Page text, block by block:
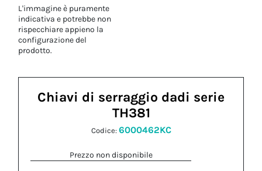
L'immagine è puramente
indicativa e potrebbe non
rispecchiare appieno la
configurazione del
prodotto.
Chiavi di serraggio dadi serie
TH381
Codice: 6000462KC
Prezzo non disponibile